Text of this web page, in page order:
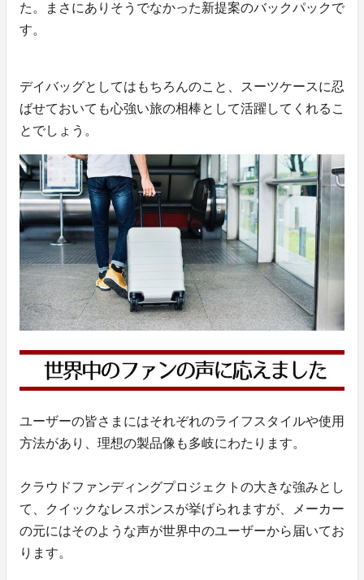
た。まさにありそうでなかった新提案のバックパックで
す。
デイバッグとしてはもちろんのこと、スーツケースに忍
ばせておいても心強い旅の相棒として活躍してくれるこ
とでしょう。
ユーザーの皆さまにはそれぞれのライフスタイルや使用
方法があり、理想の製品像も多岐にわたります。
クラウドファンディングプロジェクトの大きな強みとし
て、クイックなレスポンスが挙げられますが、メーカー
の元にはそのような声が世界中のユーザーから届いてお
ります。